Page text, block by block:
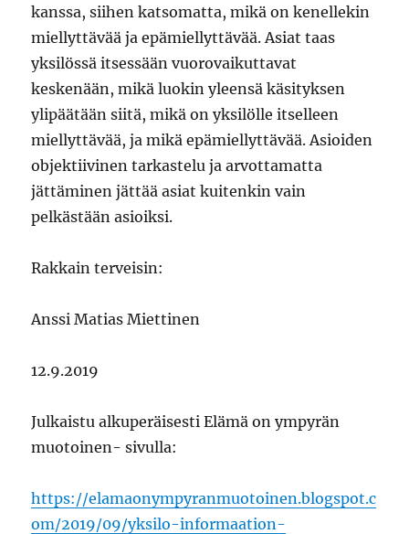
kanssa, siihen katsomatta, mikä on kenellekin
miellyttävää ja epämiellyttävää. Asiat taas
yksilössä itsessään vuorovaikuttavat
keskenään, mikä luokin yleensä käsityksen
ylipäätään siitä, mikä on yksilölle itselleen
miellyttävää, ja mikä epämiellyttävää. Asioiden
objektiivinen tarkastelu ja arvottamatta
jättäminen jättää asiat kuitenkin vain
pelkästään asioiksi.
Rakkain terveisin:
Anssi Matias Miettinen
12.9.2019
Julkaistu alkuperäisesti Elämä on ympyrän
muotoinen- sivulla:
https://elamaonympyranmuotoinen.blogspot.c
om/2019/09/yksilo-informaation-